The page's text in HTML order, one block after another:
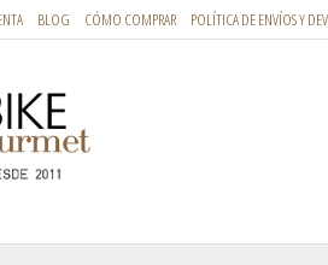
BLOG CÓMO COMPRAR POLÍTICA DE ENVÍOS Y